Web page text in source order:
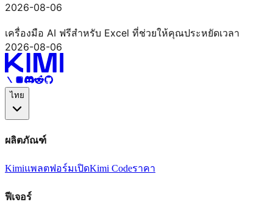
2026-08-06
เครื่องมือ AI ฟรีสำหรับ Excel ที่ช่วยให้คุณประหยัดเวลา
2026-08-06
ไทย
ผลิตภัณฑ์
Kimiแพลตฟอร์มเปิดKimi Codeราคา
ฟีเจอร์